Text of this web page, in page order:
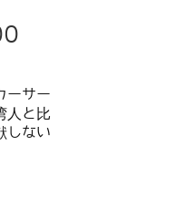
ーサー
人と比
しない